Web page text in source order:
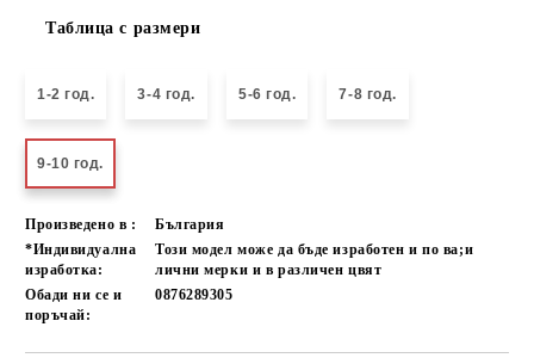
Таблица с размери
1-2 год. 3-4 год. 5-6 год. 7-8 год.
9-10 год.
Произведено в :
България
*Индивидуална
изработка:
Този модел може да бъде изработен и по ва;и
лични мерки и в различен цвят
Обади ни се и
поръчай:
0876289305